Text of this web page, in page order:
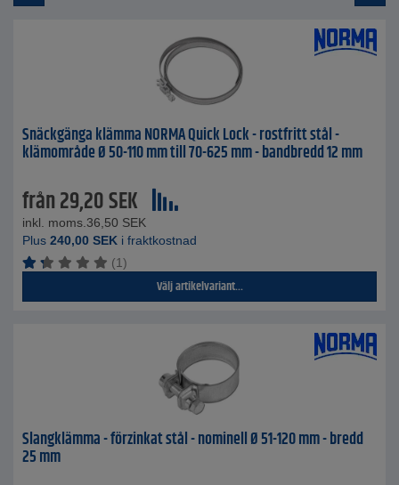
Snäckgänga klämma NORMA Quick Lock - rostfritt stål -
klämområde Ø 50-110 mm till 70-625 mm - bandbredd 12 mm
från29,20SEK
inkl. moms. 36,50 SEK
Plus 240,00 SEK i fraktkostnad
(1)
Välj artikelvariant...
Slangklämma - förzinkat stål - nominell Ø 51-120 mm - bredd
25 mm